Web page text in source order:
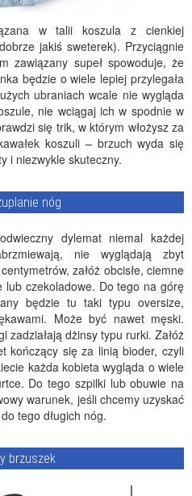
w talii koszula z cienkiej
jakiś sweterek). Przyciągnie
zawiązany supeł spowoduje, że
będzie o wiele lepiej przylegała
ubraniach wcale nie wygląda
nie wciągaj ich w spodnie w
się trik, w którym włożysz za
koszuli – brzuch wyda się
i niezwykle skuteczny.
nóg
dylemat niemal każdej
nie wyglądają zbyt
załóż obcisłe, ciemne
lub czekoladowe. Do tego na górę
będzie tu taki typu oversize,
Może być nawet męski.
zadziałają dżinsy typu rurki. Załóż
kończący się za linią bioder, czyli
każda kobieta wygląda o wiele
Do tego szpilki lub obuwie na
warunek, jeśli chcemy uzyskać
tego długich nóg.
brzuszek